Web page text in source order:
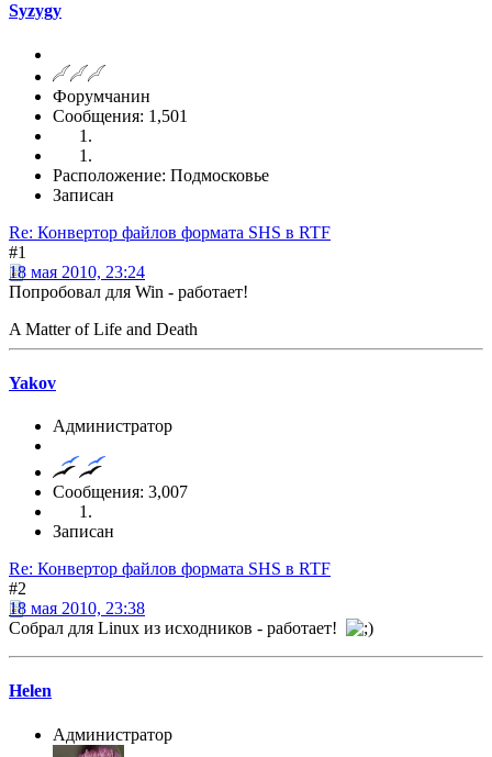
Syzygy
Форумчанин
Сообщения: 1,501
Расположение: Подмосковье
Записан
Re: Конвертор файлов формата SHS в RTF
#1
18 мая 2010, 23:24
Попробовал для Win - работает!
A Matter of Life and Death
Yakov
Администратор
Сообщения: 3,007
Записан
Re: Конвертор файлов формата SHS в RTF
#2
18 мая 2010, 23:38
Собрал для Linux из исходников - работает!
Helen
Администратор